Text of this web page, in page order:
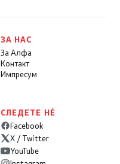
ЗА НАС
За Алфа
Контакт
Импресум
СЛЕДЕТЕ НÉ
Facebook
X / Twitter
YouTube